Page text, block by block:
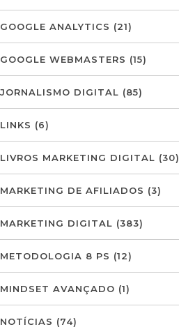
GOOGLE ANALYTICS (21)
GOOGLE WEBMASTERS (15)
JORNALISMO DIGITAL (85)
LINKS (6)
LIVROS MARKETING DIGITAL (30)
MARKETING DE AFILIADOS (3)
MARKETING DIGITAL (383)
METODOLOGIA 8 PS (12)
MINDSET AVANÇADO (1)
NOTÍCIAS (74)